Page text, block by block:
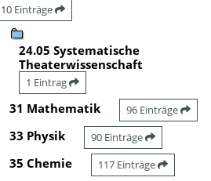
10 Einträge
24.05 Systematische
Theaterwissenschaft
1 Eintrag
31 Mathematik 96 Einträge
33 Physik 90 Einträge
35 Chemie 117 Einträge